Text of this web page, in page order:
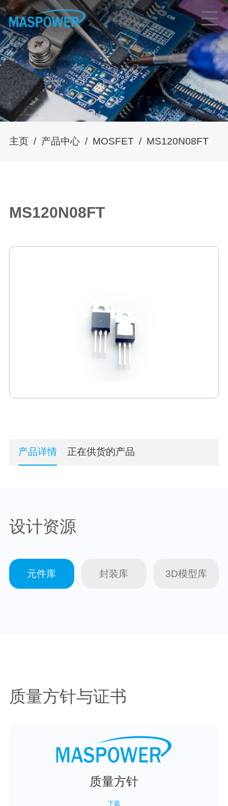
主页 / 产品中心 / MOSFET / MS120N08FT
MS120N08FT
产品详情 正在供货的产品
设计资源
元件库 封装库 3D模型库
质量方针与证书
质量方针
下载